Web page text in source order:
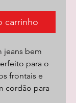
carrinho
jeans bem
para o
frontais e
cordão para